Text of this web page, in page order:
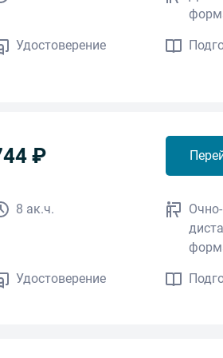
Удостоверение
₽
8 ак.ч.
Очно-
Удостоверение